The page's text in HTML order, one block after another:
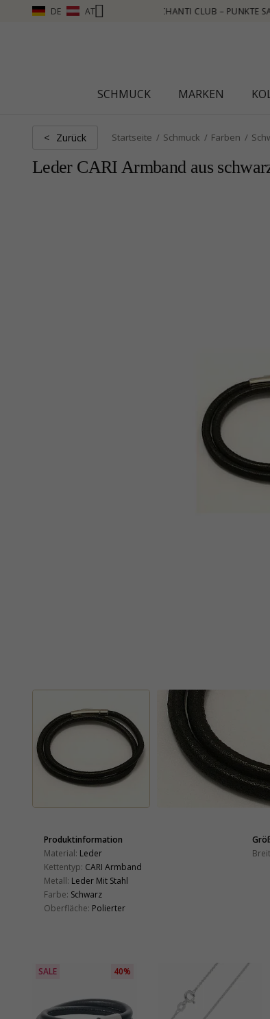
DE AT
MEHR SEHEN – KLICKEN SIE HIER
SCHMUCK MARKEN
< Zurück Startseite Schmuck Farben
Leder CARI Armband aus
Produktinformation
Material: Leder
Kettentyp: CARI Armband
Metall: Leder Mit Stahl
Farbe: Schwarz
Oberfläche: Polierter
SALE 40%